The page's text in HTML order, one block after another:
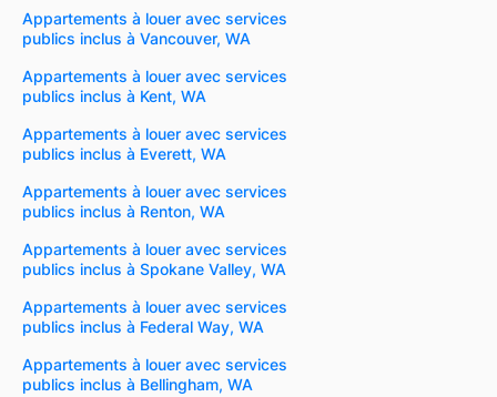
Appartements à louer avec services
publics inclus à Vancouver, WA
Appartements à louer avec services
publics inclus à Kent, WA
Appartements à louer avec services
publics inclus à Everett, WA
Appartements à louer avec services
publics inclus à Renton, WA
Appartements à louer avec services
publics inclus à Spokane Valley, WA
Appartements à louer avec services
publics inclus à Federal Way, WA
Appartements à louer avec services
publics inclus à Bellingham, WA